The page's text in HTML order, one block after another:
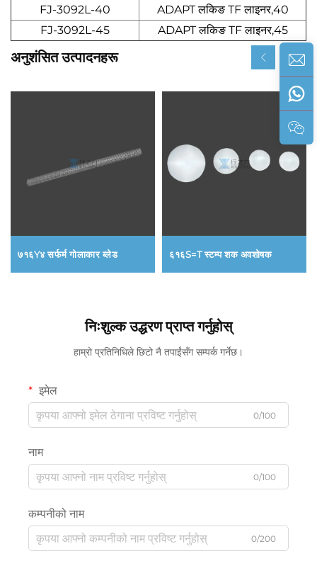
FJ-3092L-40
ADAPT लकिङ TF लाइनर,40
FJ-3092L-45
ADAPT लकिङ TF लाइनर,45
अनुशंसित उत्पादनहरू
७१६Y४ सर्फर्म गोलाकार ब्लेड ६१६S=T स्टम्प शक अवशोषक
निःशुल्क उद्धरण प्राप्त गर्नुहोस्
हाम्रो प्रतिनिधिले छिटो नै तपाईंसँग सम्पर्क गर्नेछ।
इमेल
0/100
नाम
0/100
कम्पनीको नाम
0/200